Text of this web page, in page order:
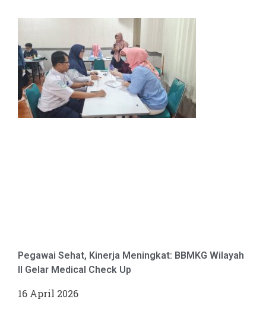
Pegawai Sehat, Kinerja Meningkat: BBMKG Wilayah
II Gelar Medical Check Up
16 April 2026